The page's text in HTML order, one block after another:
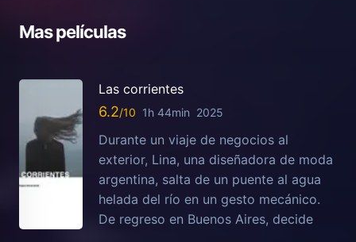
Mas películas
Las corrientes
6.2 1h 44min 2025
Durante un viaje de negocios al
exterior, Lina, una diseñadora de moda
argentina, salta de un puente al agua
helada del río en un gesto mecánico.
De regreso en Buenos Aires, decide